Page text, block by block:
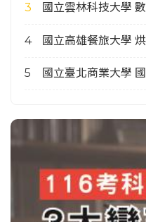
國立雲林科技大學
國立高雄餐旅大學
國立臺北商業大學